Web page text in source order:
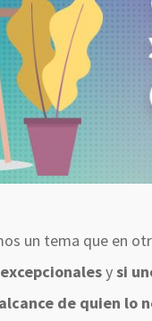
un tema que en
ysi
de quien lo